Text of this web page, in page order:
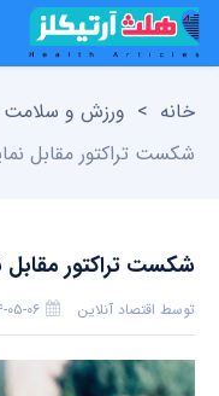
خانه > ورزش و سلامت
شکست تراکتور مقابل
شکست تراکتور مقابل
توسط اقتصاد آنلاین ۱۴۰۴-